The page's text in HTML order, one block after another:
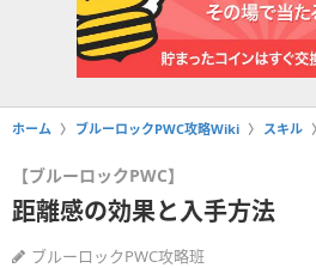
ホーム ブルーロックPWC攻略Wiki スキル
【ブルーロックPWC】
距離感の効果と入手方法
ブルーロックPWC攻略班